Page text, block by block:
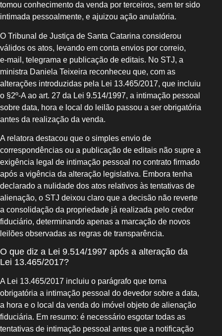
tomou conhecimento da venda por terceiros, sem ter sido
intimada pessoalmente, e ajuizou ação anulatória.
O Tribunal de Justiça de Santa Catarina considerou
válidos os atos, levando em conta envios por correio,
e‑mail, telegrama e publicação de editais. No STJ, a
ministra Daniela Teixeira reconheceu que, com as
alterações introduzidas pela Lei 13.465/2017, que incluiu
o §2º‑A ao art. 27 da Lei 9.514/1997, a intimação pessoal
sobre data, hora e local do leilão passou a ser obrigatória
antes da realização da venda.
A relatora destacou que o simples envio de
correspondências ou a publicação de editais não supre a
exigência legal de intimação pessoal no contrato firmado
após a vigência da alteração legislativa. Embora tenha
declarado a nulidade dos atos relativos às tentativas de
alienação, o STJ deixou claro que a decisão não reverte
a consolidação da propriedade já realizada pelo credor
fiduciário, determinando apenas a marcação de novos
leilões observadas as regras de transparência.
O que diz a Lei 9.514/1997 após a alteração da
Lei 13.465/2017?
A Lei 13.465/2017 incluiu o parágrafo que torna
obrigatória a intimação pessoal do devedor sobre a data,
a hora e o local da venda do imóvel objeto de alienação
fiduciária. Em resumo: é necessário esgotar todas as
tentativas de intimação pessoal antes que a notificação